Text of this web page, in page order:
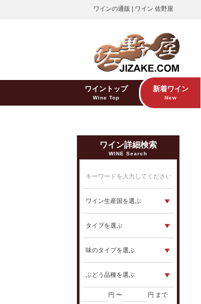
ワインの通販 | ワイン 佐野屋
ワイントップ
Wine Top
新着ワイン
New
ワイン詳細検索
WINE Search
円 〜 円 まで